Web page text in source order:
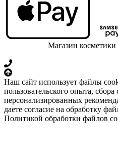
Магазин косметики
Наш сайт использует файлы
пользовательского опыта,
персонализированных
даете согласие на обработку
Политикой обработки файлов